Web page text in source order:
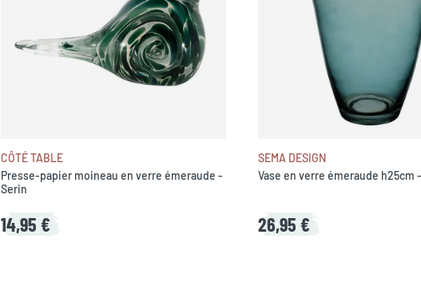
CÔTÉ TABLE
Presse-papier moineau en verre émeraude -
Serin
14,95 €
SEMA DESIGN
Vase en verre émeraude h25cm
26,95 €